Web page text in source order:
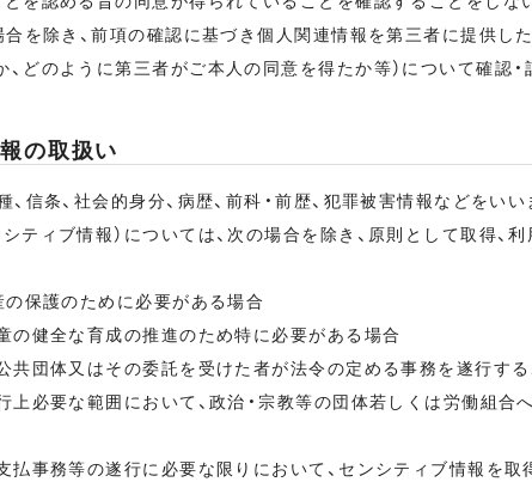
合を除き、前項の確認に基づき個人関連情報を第三者に提供し
どのように第三者がご本人の同意を得たか等）について確認・
の取扱い
、信条、社会的身分、病歴、前科・前歴、犯罪被害情報などを
ティブ情報）については、次の場合を除き、原則として取得、
の保護のために必要がある場合
の健全な育成の推進のため特に必要がある場合
公共団体又はその委託を受けた者が法令の定める事務を遂行す
上必要な範囲において、政治・宗教等の団体若しくは労働組
払事務等の遂行に必要な限りにおいて、センシティブ情報を